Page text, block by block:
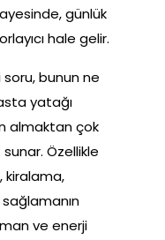
günlük
hale gelir.
soru, bunun ne
yatağı
almaktan çok
Özellikle
kiralama,
ve enerji